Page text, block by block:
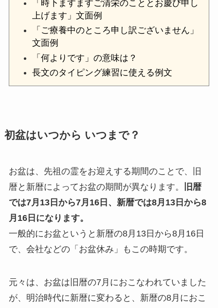
「時下ますますご清栄のこととお慶び申し
上げます」文面例
「ご療養中のところ申し訳ございません」
文面例
「何よりです」の意味は？
長文のタイピング練習に使える例文
初盆はいつから いつまで？
お盆は、先祖の霊をお迎えする期間のことで、旧
暦と新暦によってお盆の期間が異なります。
旧暦
では7月13日から7月16日、新暦では8月13日から8
月16日になります。
一般的にお盆というと新暦の8月13日から8月16日
で、会社などの「お盆休み」もこの時期です。
元々は、お盆は旧暦の7月におこなわれていました
が、明治時代に新暦に変わると、新暦の8月におこ